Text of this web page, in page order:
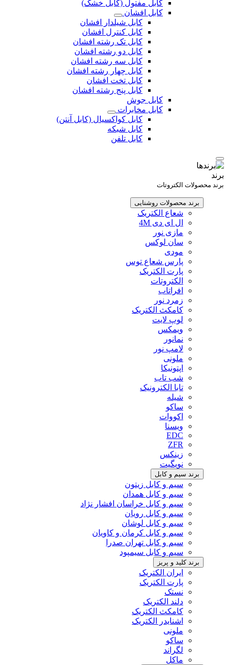
کابل مفتول (کابل خشک)
کابل افشان
کابل شیلدار افشان
کابل کنترل افشان
کابل تک رشته افشان
کابل دو رشته افشان
کابل سه رشته افشان
کابل چهار رشته افشان
کابل تخت افشان
کابل پنج رشته افشان
کابل جوش
کابل مخابرات
کابل کواکسیال (کابل آنتن)
کابل شبکه
کابل تلفن
برند
برند محصولات الکتروتات
برند محصولات روشنایی
شعاع الکتریک
ال ای دی 4M
مازی نور
سان لوکس
مودی
پارس شعاع توس
پارت الکتریک
الکتروتات
افراتاب
زمرد نور
کامکث الکتریک
لوپ لایت
ویمکس
نمانور
لامپ نور
ملونی
اپتونیکا
شب تاب
تابا الکترونیک
شیله
ساکو
اکووات
ویسنا
EDC
ZFR
زینکس
نویگیت
برند سیم و کابل
سیم و کابل زیتون
سیم و کابل همدان
سیم و کابل خراسان افشار نژاد
سیم و کابل رویان
سیم و کابل لوشان
سیم و کابل کرمان و کاویان
سیم و کابل تهران صدرا
سیم و کابل سیمپود
برند کلید و پریز
ایران الکتریک
پارت الکتریک
نستک
دلند الکتریک
کامکث الکتریک
اشنایدر الکتریک
ملونی
ساکو
لگراند
ماکل